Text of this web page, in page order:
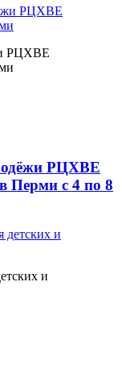
РЦХВЕ
РЦХВЕ
Перми с 4 по 8
и